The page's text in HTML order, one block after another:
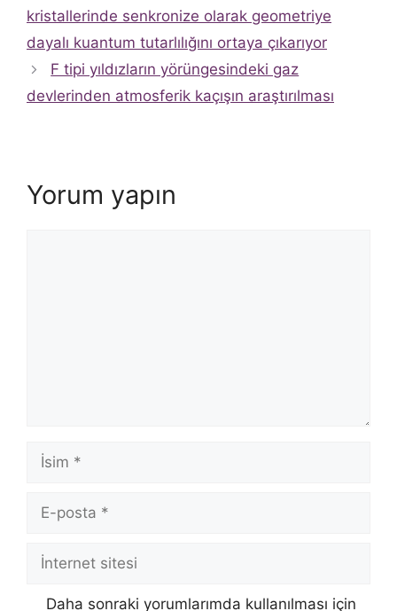
kristallerinde senkronize olarak geometriye
dayalı kuantum tutarlılığını ortaya çıkarıyor
F tipi yıldızların yörüngesindeki gaz
devlerinden atmosferik kaçışın araştırılması
Yorum yapın
İsim
posta
İnternet
Daha sonraki yorumlarımda kullanılması için